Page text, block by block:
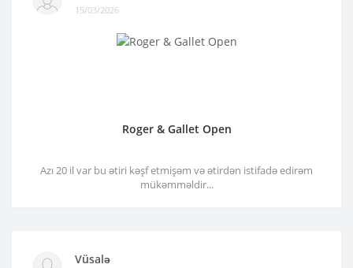
15/03/2026
Roger & Gallet Open
Azı 20 il var bu ətiri kəşf etmişəm və ətirdən istifadə edirəm
mükəmməldir...
Vüsalə